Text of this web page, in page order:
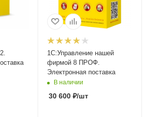
1С:Управление нашей
фирмой 8 ПРОФ.
Электронная поставка
В наличии
30 600₽/шт